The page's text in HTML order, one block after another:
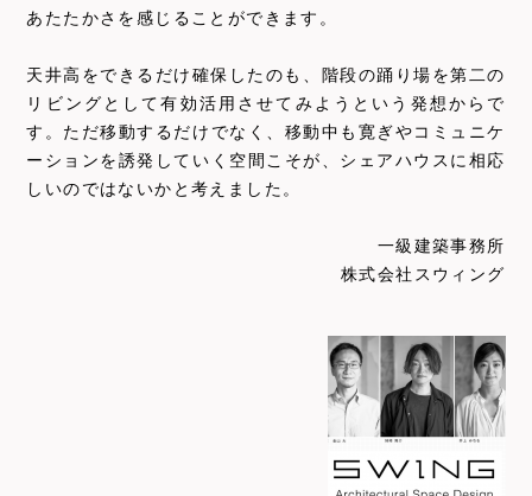
あたたかさを感じることができます。
天井高をできるだけ確保したのも、階段の踊り場を第二の
リビングとして有効活用させてみようという発想からで
す。ただ移動するだけでなく、移動中も寛ぎやコミュニケ
ーションを誘発していく空間こそが、シェアハウスに相応
しいのではないかと考えました。
一級建築事務所
株式会社スウィング